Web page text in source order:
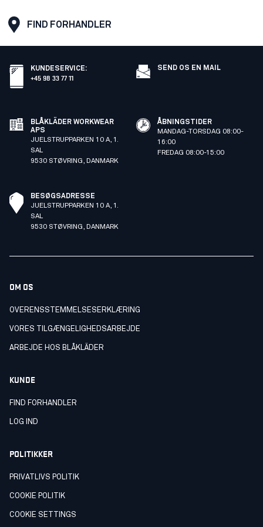
FIND FORHANDLER
KUNDESERVICE:
+45 98 33 77 11
SEND OS EN MAIL
BLÅKLÄDER WORKWEAR
APS
JUELSTRUPPARKEN 10 A, 1.
SAL
9530 STØVRING, DANMARK
ÅBNINGSTIDER
MANDAG-TORSDAG 08:00-
16:00
FREDAG 08:00-15:00
BESØGSADRESSE
JUELSTRUPPARKEN 10 A, 1.
SAL
9530 STØVRING, DANMARK
OM OS
OVERENSSTEMMELSESERKLÆRING
VORES TILGÆNGELIGHEDSARBEJDE
ARBEJDE HOS BLÅKLÄDER
KUNDE
FIND FORHANDLER
LOG IND
POLITIKKER
PRIVATLIVS POLITIK
COOKIE POLITIK
COOKIE SETTINGS